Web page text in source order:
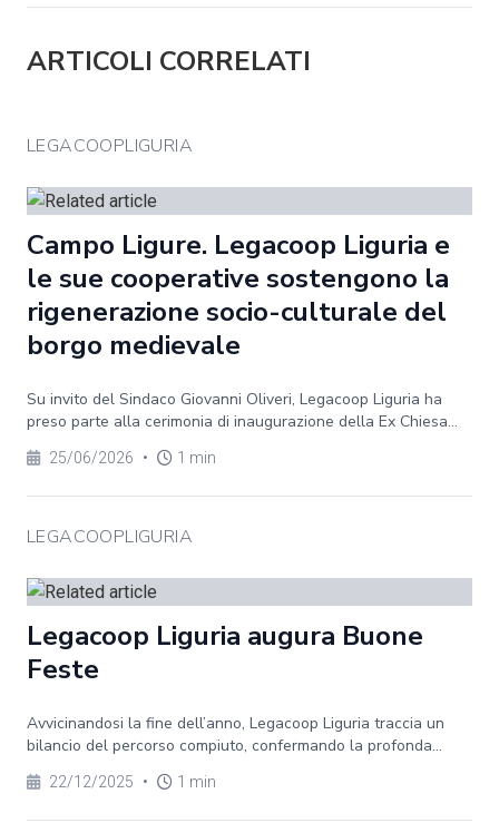
ARTICOLI CORRELATI
LEGACOOPLIGURIA
Campo Ligure. Legacoop Liguria e
le sue cooperative sostengono la
rigenerazione socio-culturale del
borgo medievale
Su invito del Sindaco Giovanni Oliveri, Legacoop Liguria ha
preso parte alla cerimonia di inaugurazione della Ex Chiesa...
25/06/2026 • 1 min
LEGACOOPLIGURIA
Legacoop Liguria augura Buone
Feste
Avvicinandosi la fine dell’anno, Legacoop Liguria traccia un
bilancio del percorso compiuto, confermando la profonda...
22/12/2025 • 1 min